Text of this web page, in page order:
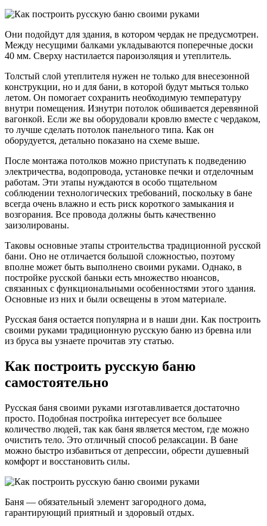
Они подойдут для здания, в котором чердак не предусмотрен.
Между несущими балками укладываются поперечные доски
40 мм. Сверху настилается пароизоляция и утеплитель.
Толстый слой утеплителя нужен не только для внесезонной
конструкции, но и для бани, в которой будут мыться только
летом. Он помогает сохранить необходимую температуру
внутри помещения. Изнутри потолок обшивается деревянной
вагонкой. Если же вы оборудовали кровлю вместе с чердаком,
то лучше сделать потолок панельного типа. Как он
оборудуется, детально показано на схеме выше.
После монтажа потолков можно приступать к подведению
электричества, водопровода, установке печки и отделочным
работам. Эти этапы нуждаются в особо тщательном
соблюдении технологических требований, поскольку в бане
всегда очень влажно и есть риск короткого замыкания и
возгорания. Все провода должны быть качественно
заизолированы.
Таковы основные этапы строительства традиционной русской
бани. Оно не отличается большой сложностью, поэтому
вполне может быть выполнено своими руками. Однако, в
постройке русской баньки есть множество нюансов,
связанных с функциональными особенностями этого здания.
Основные из них и были освещены в этом материале.
Русская баня остается популярна и в наши дни. Как построить
своими руками традиционную русскую баню из бревна или
из бруса вы узнаете прочитав эту статью.
Как построить русскую баню
самостоятельно
Русская баня своими руками изготавливается достаточно
просто. Подобная постройка интересует все большее
количество людей, так как баня является местом, где можно
очистить тело. Это отличный способ релаксации. В бане
можно быстро избавиться от депрессии, обрести душевный
комфорт и восстановить силы.
Баня — обязательный элемент загородного дома,
гарантирующий приятный и здоровый отдых.